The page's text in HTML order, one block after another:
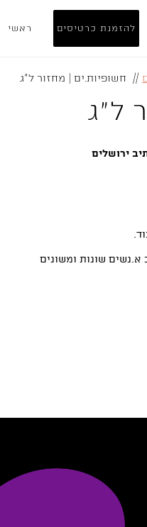
להזמנת כרטיסים ראשי
// חשופיות.ים | מחזור ל"ג
ל"ג
ירושלים
א.נשים שונות ומשונים